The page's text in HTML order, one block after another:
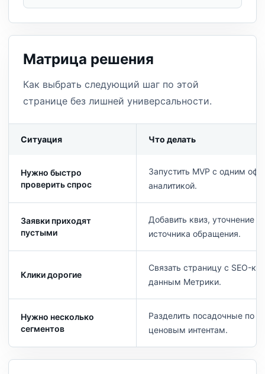
Матрица решения
Как выбрать следующий шаг по этой
странице без лишней универсальности.
Ситуация Что делать
Нужно быстро
проверить спрос
Запустить MVP с одним
аналитикой.
Заявки приходят
пустыми
Добавить квиз, уточнение
источника обращения.
Клики дорогие
Связать страницу с SEO-
данным Метрики.
Нужно несколько
сегментов
Разделить посадочные по
ценовым интентам.